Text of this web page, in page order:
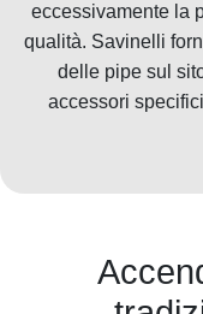
eccessivamente la
qualità. Savinelli
delle pipe sul
accessori